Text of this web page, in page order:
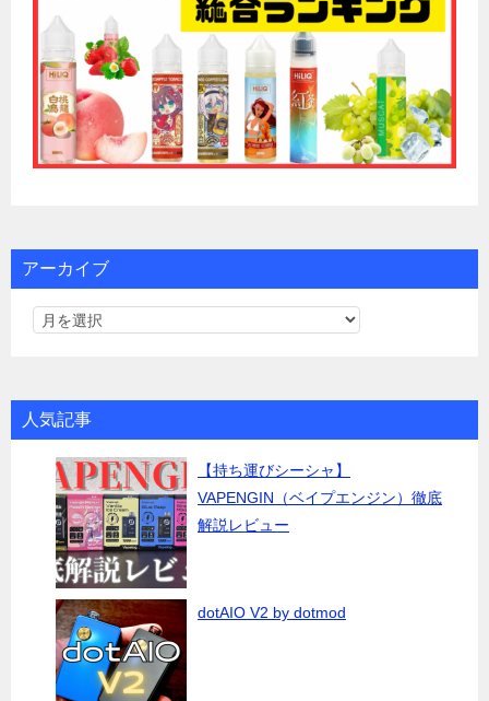
アーカイブ
人気記事
【持ち運びシーシャ】
VAPENGIN（ベイプエンジン）徹底
解説レビュー
dotAIO V2 by dotmod